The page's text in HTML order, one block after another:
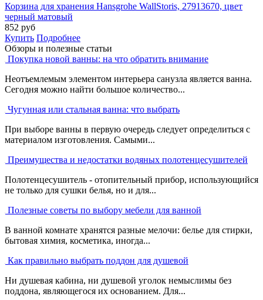
Корзина для хранения Hansgrohe WallStoris, 27913670, цвет
черный матовый
852 руб
Купить Подробнее
Обзоры и полезные статьи
Покупка новой ванны: на что обратить внимание
Неотъемлемым элементом интерьера санузла является ванна.
Сегодня можно найти большое количество...
Чугунная или стальная ванна: что выбрать
При выборе ванны в первую очередь следует определиться с
материалом изготовления. Самыми...
Преимущества и недостатки водяных полотенцесушителей
Полотенцесушитель - отопительный прибор, использующийся
не только для сушки белья, но и для...
Полезные советы по выбору мебели для ванной
В ванной комнате хранятся разные мелочи: белье для стирки,
бытовая химия, косметика, иногда...
Как правильно выбрать поддон для душевой
Ни душевая кабина, ни душевой уголок немыслимы без
поддона, являющегося их основанием. Для...